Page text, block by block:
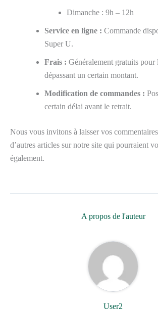
Dimanche : 9h – 12h
Service en ligne : Commande
Super U.
Frais : Généralement gratuits pour
dépassant un certain montant.
Modification de commandes :
certain délai avant le retrait.
Nous vous invitons à laisser vos
d’autres articles sur notre site qui pourraient
également.
A propos de l'auteur
User2